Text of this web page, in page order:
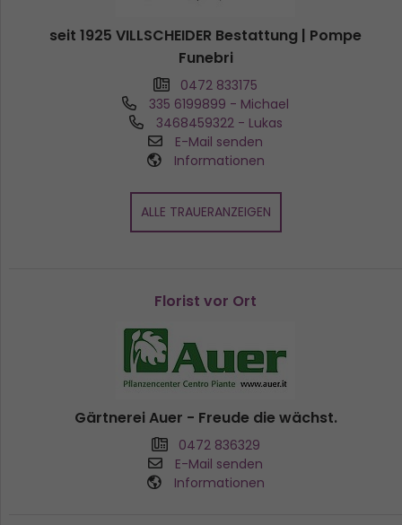
seit 1925 VILLSCHEIDER Bestattung | Pompe
Funebri
0472 833175
335 6199899 - Michael
3468459322 - Lukas
E-Mail senden
Informationen
ALLE TRAUERANZEIGEN
Florist vor Ort
Gärtnerei Auer - Freude die wächst.
0472 836329
E-Mail senden
Informationen